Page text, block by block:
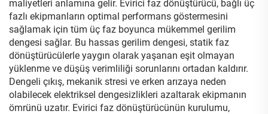
maliyetleri anlamına gelir. Evirici faz dönüştürücü, bağlı üç
fazlı ekipmanların optimal performans göstermesini
sağlamak için tüm üç faz boyunca mükemmel gerilim
dengesi sağlar. Bu hassas gerilim dengesi, statik faz
dönüştürücülerle yaygın olarak yaşanan eşit olmayan
yüklenme ve düşüş verimliliği sorunlarını ortadan kaldırır.
Dengeli çıkış, mekanik stresi ve erken arızaya neden
olabilecek elektriksel dengesizlikleri azaltarak ekipmanın
ömrünü uzatır. Evirici faz dönüştürücünün kurulumu,